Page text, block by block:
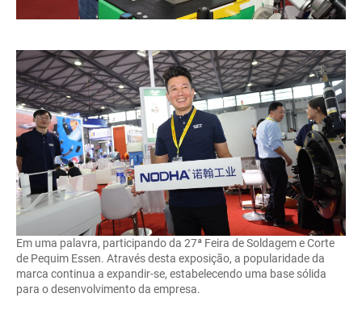
Em uma palavra, participando da 27ª Feira de Soldagem e Corte
de Pequim Essen. Através desta exposição, a popularidade da
marca continua a expandir-se, estabelecendo uma base sólida
para o desenvolvimento da empresa.